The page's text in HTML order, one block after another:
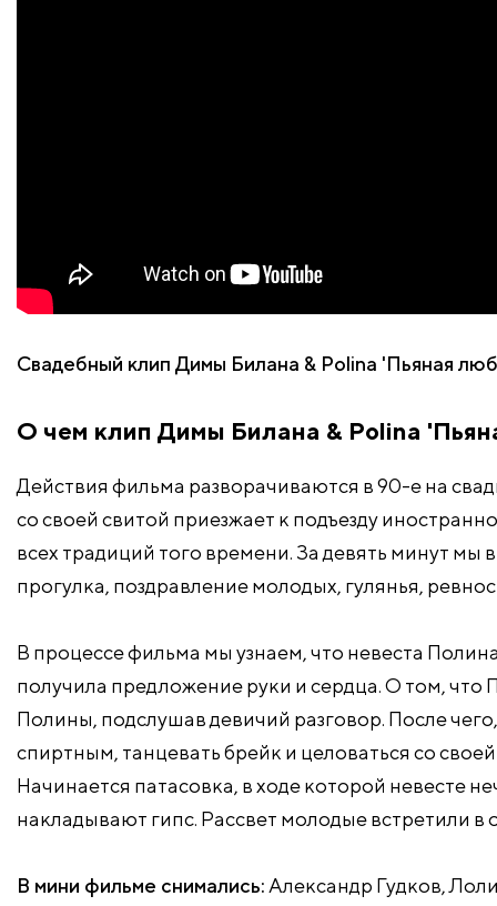
Свадебный клип Димы Билана & Polina 'Пьяная
О чем клип Димы Билана & Polina
Действия фильма разворачиваются в 90-е на
со своей свитой приезжает к подъезду
всех традиций того времени. За девять минут мы
прогулка, поздравление молодых, гулянья,
В процессе фильма мы узнаем, что невеста
получила предложение руки и сердца. О том, что
Полины, подслушав девичий разговор. После
спиртным, танцевать брейк и целоваться со
Начинается патасовка, в ходе которой невесте
накладывают гипс. Рассвет молодые встретили
В мини фильме снимались:Александр Гудков,